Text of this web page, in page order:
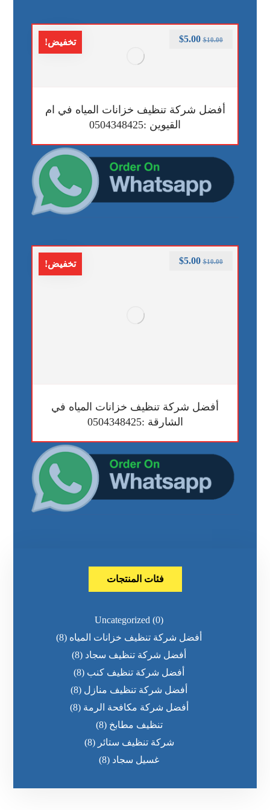
تخفيض!
أفضل شركة تنظيف خزانات المياه في ام
القيوين :0504348425
$10.00
$5.00
تخفيض!
أفضل شركة تنظيف خزانات المياه في
الشارقة :0504348425
$10.00
$5.00
فئات المنتجات
Uncategorized (0)
أفضل شركة تنظيف خزانات المياه (8)
أفضل شركة تنظيف سجاد (8)
أفضل شركة تنظيف كنب (8)
أفضل شركة تنظيف منازل (8)
أفضل شركة مكافحة الرمة (8)
تنظيف مطابخ (8)
شركة تنظيف ستائر (8)
غسيل سجاد (8)